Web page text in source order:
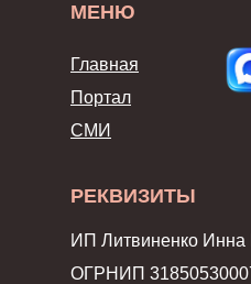
МЕНЮ
РЕКВИЗИТЫ
Главная
Портал
СМИ
ИП Литвиненко Инна
ОГРНИП